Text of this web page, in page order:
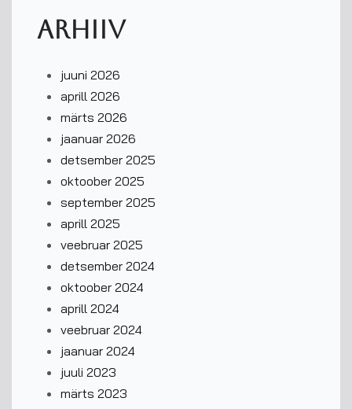
Arhiiv
juuni 2026
aprill 2026
märts 2026
jaanuar 2026
detsember 2025
oktoober 2025
september 2025
aprill 2025
veebruar 2025
detsember 2024
oktoober 2024
aprill 2024
veebruar 2024
jaanuar 2024
juuli 2023
märts 2023